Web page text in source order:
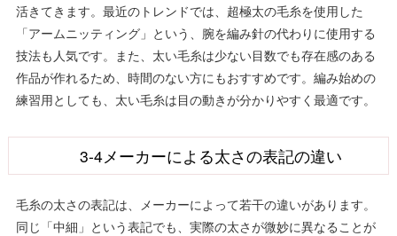
活きてきます。最近のトレンドでは、超極太の毛糸を使用した
「アームニッティング」という、腕を編み針の代わりに使用する
技法も人気です。また、太い毛糸は少ない目数でも存在感のある
作品が作れるため、時間のない方にもおすすめです。編み始めの
練習用としても、太い毛糸は目の動きが分かりやすく最適です。
3-4メーカーによる太さの表記の違い
毛糸の太さの表記は、メーカーによって若干の違いがあります。
同じ「中細」という表記でも、実際の太さが微妙に異なることが